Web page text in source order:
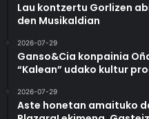
Lau kontzertu Gorlizen
den Musikaldian
2026-07-29
Ganso&Cia konpainia
“Kalean” udako kultur
2026-07-29
Aste honetan amaituko